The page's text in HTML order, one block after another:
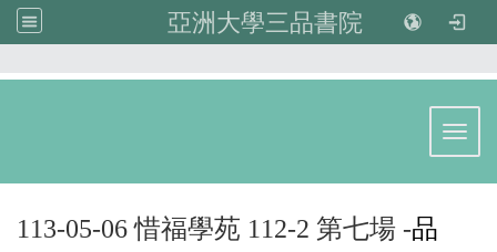
亞洲大學三品書院
113-05-06 惜福學苑 112-2 第七場 -品